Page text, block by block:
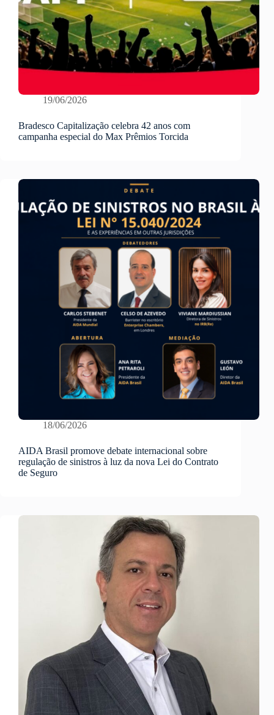
19/06/2026
Bradesco Capitalização celebra 42 anos com
campanha especial do Max Prêmios Torcida
18/06/2026
AIDA Brasil promove debate internacional sobre
regulação de sinistros à luz da nova Lei do Contrato
de Seguro